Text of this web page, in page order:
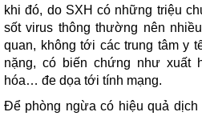
khi đó, do SXH có những triệu
sốt virus thông thường nên
quan, không tới các trung tâm y
nặng, có biến chứng như xuất
hóa… đe dọa tới tính mạng.
Để phòng ngừa có hiệu quả dịch